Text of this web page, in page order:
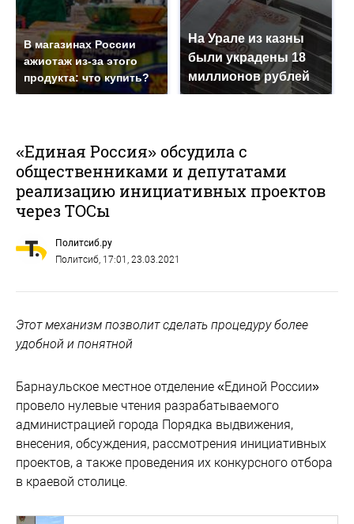
В магазинах России
ажиотаж из-за этого
продукта: что купить?
На Урале из казны
были украдены 18
миллионов рублей
«Единая Россия» обсудила с
общественниками и депутатами
реализацию инициативных проектов
через ТОСы
Политсиб.ру
Политсиб, 17:01, 23.03.2021
Этот механизм позволит сделать процедуру более
удобной и понятной
Барнаульское местное отделение «Единой России»
провело нулевые чтения разрабатываемого
администрацией города Порядка выдвижения,
внесения, обсуждения, рассмотрения инициативных
проектов, а также проведения их конкурсного отбора
в краевой столице.